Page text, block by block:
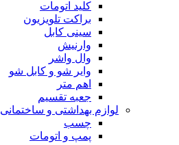
کلید اتومات
براکت تلویزیون
سینی کابل
وارنیش
وال واشر
وایر شو و کابل شو
اهم متر
جعبه تقسیم
لوازم بهداشتی و ساختمانی
چسب
پمپ و اتومات